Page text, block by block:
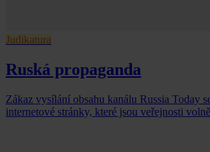
Judikatura
Ruská propaganda
Zákaz vysílání obsahu kanálu Russia Today
internetové stránky, které jsou veřejnosti